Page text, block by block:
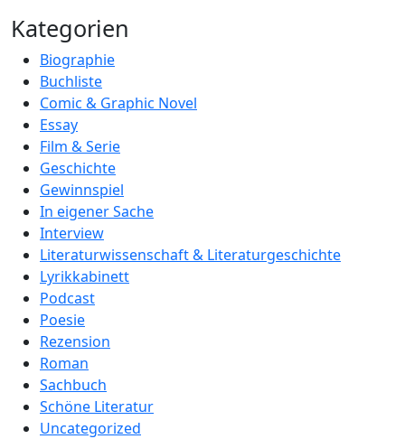
Kategorien
Biographie
Buchliste
Comic & Graphic Novel
Essay
Film & Serie
Geschichte
Gewinnspiel
In eigener Sache
Interview
Literaturwissenschaft & Literaturgeschichte
Lyrikkabinett
Podcast
Poesie
Rezension
Roman
Sachbuch
Schöne Literatur
Uncategorized